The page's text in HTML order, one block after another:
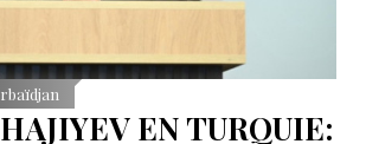
EN TURQUIE: